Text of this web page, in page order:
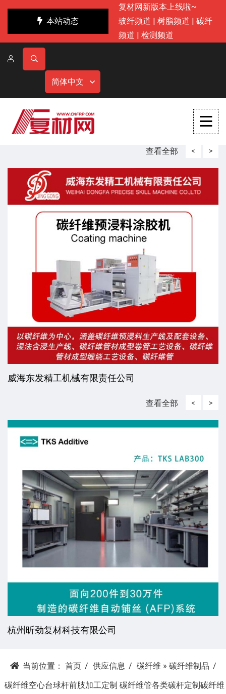
本站动态
复材网新版本上线啦~
玻纤频道 | 树脂频道 | 碳纤
频道 | 检测频道
简体中文
查看全部 <
威海东发精工机械有限责任公司
>
查看全部 <
杭州昕劲复材科技有限公司
>
当前位置： 首页 供应信息 碳纤维 » 碳纤维制品
碳纤维空心台球杆前肢加工定制 碳纤维管各类碳杆定制碳纤维